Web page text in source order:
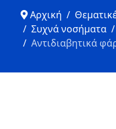
Αρχική
Συχνά νοσήματα
Αντιδιαβητικά